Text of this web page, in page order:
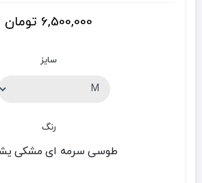
6,500,000 تومان
سایز
رنگ
طوسی سرمه ای مشکی